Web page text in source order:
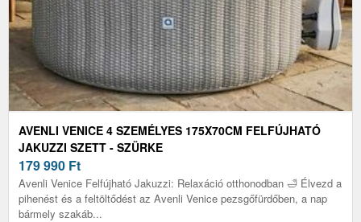
AVENLI VENICE 4 SZEMÉLYES 175X70CM FELFÚJHATÓ
JAKUZZI SZETT - SZÜRKE
179 990 Ft
Avenli Venice Felfújható Jakuzzi: Relaxáció otthonodban 🛁 Élvezd a
pihenést és a feltöltődést az Avenli Venice pezsgőfürdőben, a nap
bármely szakáb...